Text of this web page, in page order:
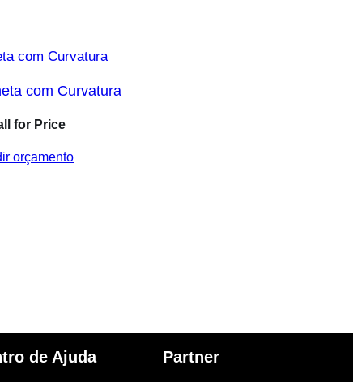
com Curvatura
for Price
orçamento
de Ajuda Partner